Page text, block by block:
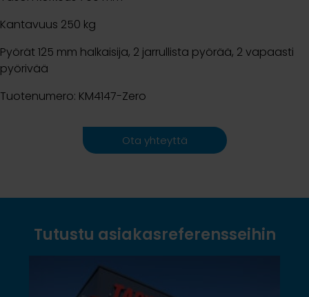
Kantavuus 250 kg
Pyörät 125 mm halkaisija, 2 jarrullista pyörää, 2 vapaasti
pyörivää
Tuotenumero: KM4147-Zero
Ota yhteyttä
Tutustu asiakasreferensseihin